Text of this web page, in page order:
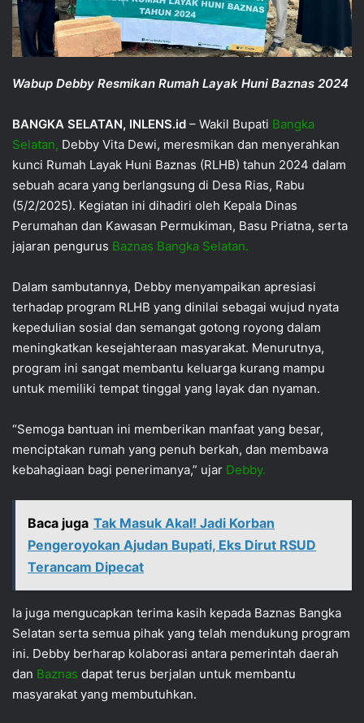
Wabup Debby Resmikan Rumah Layak Huni Baznas 2024
BANGKA SELATAN, INLENS.id – Wakil Bupati Bangka
Selatan, Debby Vita Dewi, meresmikan dan menyerahkan
kunci Rumah Layak Huni Baznas (RLHB) tahun 2024 dalam
sebuah acara yang berlangsung di Desa Rias, Rabu
(5/2/2025). Kegiatan ini dihadiri oleh Kepala Dinas
Perumahan dan Kawasan Permukiman, Basu Priatna, serta
jajaran pengurus Baznas Bangka Selatan.
Dalam sambutannya, Debby menyampaikan apresiasi
terhadap program RLHB yang dinilai sebagai wujud nyata
kepedulian sosial dan semangat gotong royong dalam
meningkatkan kesejahteraan masyarakat. Menurutnya,
program ini sangat membantu keluarga kurang mampu
untuk memiliki tempat tinggal yang layak dan nyaman.
“Semoga bantuan ini memberikan manfaat yang besar,
menciptakan rumah yang penuh berkah, dan membawa
kebahagiaan bagi penerimanya,” ujar Debby.
Baca juga Tak Masuk Akal! Jadi Korban
Pengeroyokan Ajudan Bupati, Eks Dirut RSUD
Terancam Dipecat
Ia juga mengucapkan terima kasih kepada Baznas Bangka
Selatan serta semua pihak yang telah mendukung program
ini. Debby berharap kolaborasi antara pemerintah daerah
dan Baznas dapat terus berjalan untuk membantu
masyarakat yang membutuhkan.